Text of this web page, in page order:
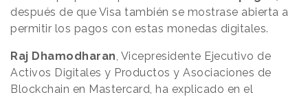
después de que Visa también se mostrase abierta a
permitir los pagos con estas monedas digitales.
Raj Dhamodharan, Vicepresidente Ejecutivo de
Activos Digitales y Productos y Asociaciones de
Blockchain en Mastercard, ha explicado en el